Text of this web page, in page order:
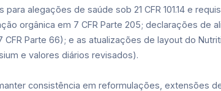
alegações de saúde sob 21 CFR 101.14 e
orgânica em 7 CFR Parte 205; declarações de
CFR Parte 66); e as atualizações de layout do
e valores diários revisados).
consistência em reformulações, extensões